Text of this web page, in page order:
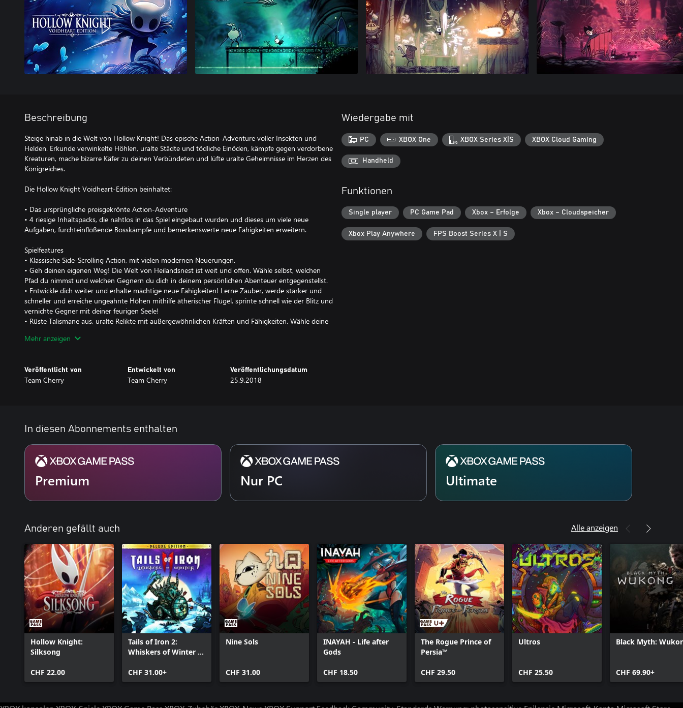
Beschreibung
Steige hinab in die Welt von Hollow Knight! Das epische Action-Adventure voller Insekten und
Helden. Erkunde verwinkelte Höhlen, uralte Städte und tödliche Einöden, kämpfe gegen verdorbene
Kreaturen, mache bizarre Käfer zu deinen Verbündeten und lüfte uralte Geheimnisse im Herzen des
Königreiches.
Die Hollow Knight Voidheart-Edition beinhaltet:
• Das ursprüngliche preisgekrönte Action-Adventure
• 4 riesige Inhaltspacks, die nahtlos in das Spiel eingebaut wurden und dieses um viele neue
Aufgaben, furchteinflößende Bosskämpfe und bemerkenswerte neue Fähigkeiten erweitern.
Spielfeatures
• Klassische Side-Scrolling Action, mit vielen modernen Neuerungen.
• Geh deinen eigenen Weg! Die Welt von Heilandsnest ist weit und offen. Wähle selbst, welchen
Pfad du nimmst und welchen Gegnern du dich in deinem persönlichen Abenteuer entgegenstellst.
• Entwickle dich weiter und erhalte mächtige neue Fähigkeiten! Lerne Zauber, werde stärker und
schneller und erreiche ungeahnte Höhen mithilfe ätherischer Flügel, sprinte schnell wie der Blitz und
vernichte Gegner mit deiner feurigen Seele!
• Rüste Talismane aus, uralte Relikte mit außergewöhnlichen Kräften und Fähigkeiten. Wähle deine
• Eine Vielzahl an niedlichen und unheimlichen Charakteren werden in traditioneller 2D•Animation
Reise durch das Königreich. Finde und besiege jeden einzelnen Feind und trage ihn in deinem
Journal des Jägers ein.
• Eine epische Orchesterpartitur mit über 40 Tracks, komponiert von Christopher Larkin.
Inhaltspack-Details
• Verborgene Träume: Mächtige neue Feinde erscheinen! Neue Bosskämpfe. Neue Fähigkeiten.
Neue Musik.
• Die Grimmige Truppe: Entfache die Albtraumlaterne. Beschwöre die Truppe. Eine umfangreiche
neue Questreihe. Neue Bosskämpfe. Neue Talismane. Neue Feinde. Neue Freunde.
• Lebensblut: Neue Kartographiewerkzeuge. Neue Bosskämpfe. Verbesserte Bosse. Neue Musik.
Versteckte Extras!
Spielmodus.
Mehr anzeigen
Veröffentlicht von
Team Cherry
Entwickelt von
Team Cherry
Veröffentlichungsdatum
25.9.2018
Wiedergabe mit
PC XBOX One XBOX Series X|S XBOX Cloud Gaming
Handheld
Funktionen
Single player PC Game Pad Xbox – Erfolge Xbox – Cloudspeicher
Xbox Play Anywhere FPS Boost Series X | S
In diesen Abonnements enthalten
Premium Nur PC Ultimate
Anderen gefällt auch Alle anzeigen
Hollow Knight:
Silksong
CHF 22.00
Tails of Iron 2:
Whiskers of Winter -
CHF 31.00+
Nine Sols
CHF 31.00
INAYAH - Life after
Gods
CHF 18.50
The Rogue Prince of
Persia™
CHF 29.50
Ultros
CHF 25.50
Black Myth:
CHF 69.90+